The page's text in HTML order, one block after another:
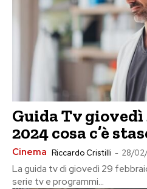
Guida Tv
2024 cosa c’è
Cinema Riccardo Cristilli - 28/
La guida tv di giovedì 29
serie tv e programmi...